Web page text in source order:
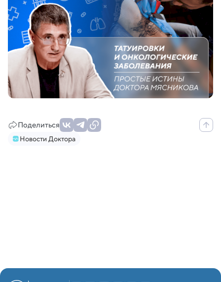
Поделиться
Новости Доктора